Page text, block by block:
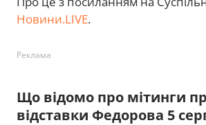
Новини.LIVE.
Реклама
Що відомо про мітинги
відставки Федорова 5